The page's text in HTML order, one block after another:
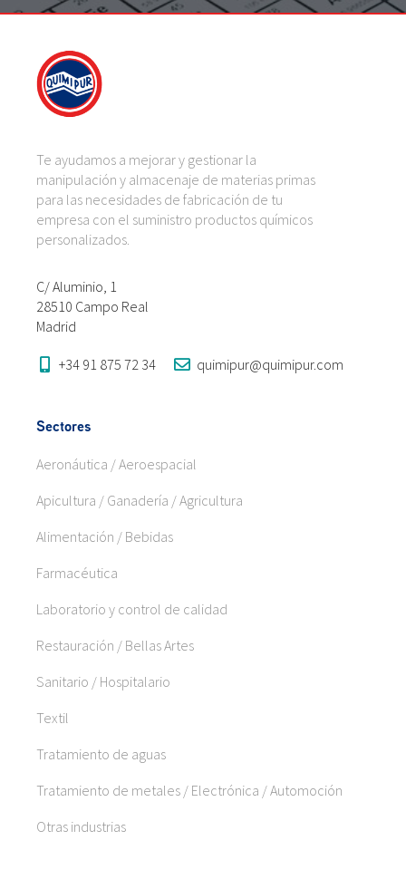
Te ayudamos a mejorar y gestionar la
manipulación y almacenaje de materias primas
para las necesidades de fabricación de tu
empresa con el suministro productos químicos
personalizados.
C/ Aluminio, 1
28510 Campo Real
Madrid
+34 91 875 72 34 quimipur@quimipur.com
Sectores
Aeronáutica / Aeroespacial
Apicultura / Ganadería / Agricultura
Alimentación / Bebidas
Farmacéutica
Laboratorio y control de calidad
Restauración / Bellas Artes
Sanitario / Hospitalario
Textil
Tratamiento de aguas
Tratamiento de metales / Electrónica / Automoción
Otras industrias